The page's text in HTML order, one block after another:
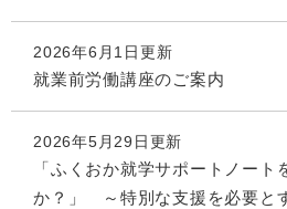
2026年6月1日更新
就業前労働講座のご案内
2026年5月29日更新
「ふくおか就学サポートノート
か？」 ～特別な支援を必要と